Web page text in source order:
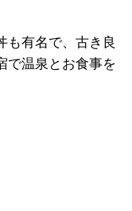
も有名で、古き良
で温泉とお食事を